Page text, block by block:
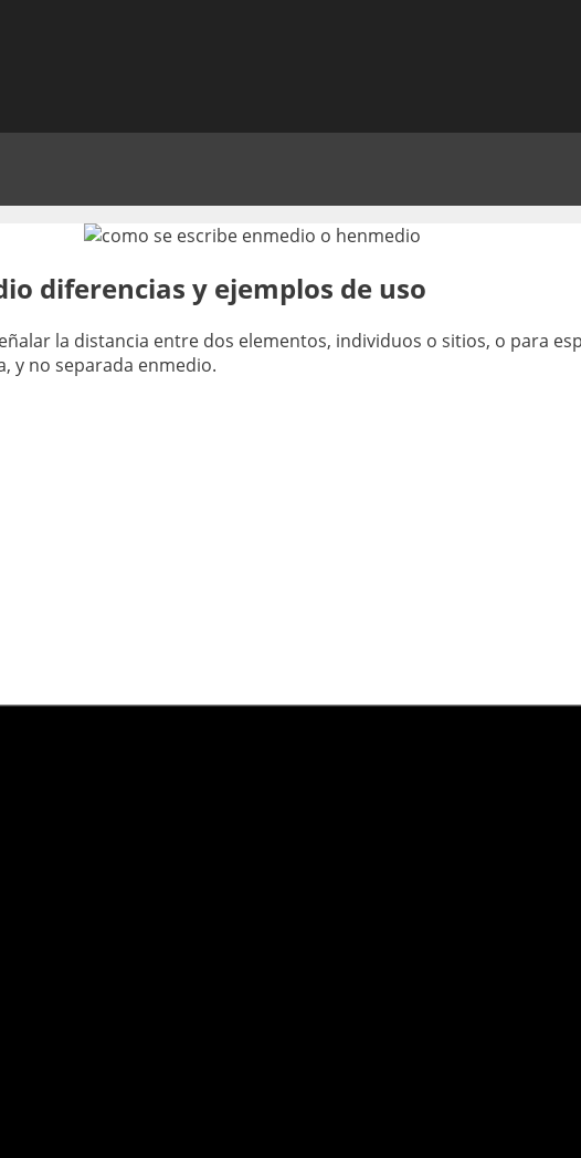
diferencias y ejemplos de uso
la distancia entre dos elementos, individuos o sitios, o para
y no separada enmedio.